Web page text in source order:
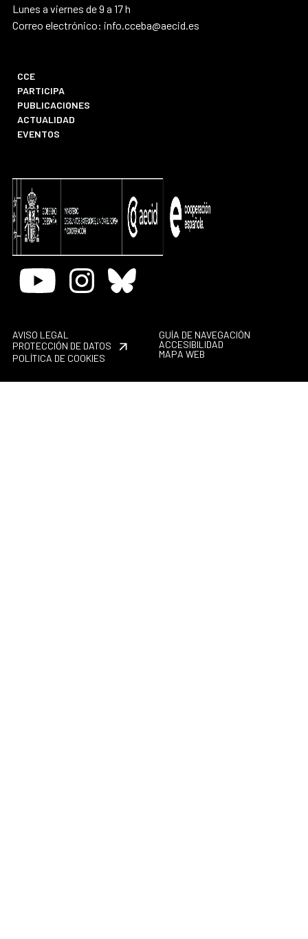
Lunes a viernes de 9 a 17 h
Correo electrónico: info.cceba@aecid.es
CCE
PARTICIPA
PUBLICACIONES
ACTUALIDAD
EVENTOS
Youtube InstagramBluesky
AVISO LEGAL
PROTECCIÓN DE DATOS
POLÍTICA DE COOKIES
GUÍA DE NAVEGACIÓN
ACCESIBILIDAD
MAPA WEB